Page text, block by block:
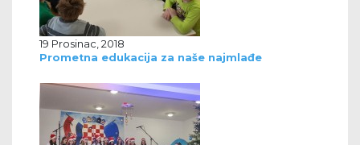
19 Prosinac, 2018
Prometna edukacija za naše najmlađe